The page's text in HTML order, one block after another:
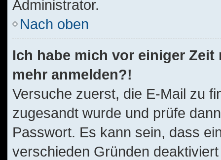
Administrator.
Nach oben
Ich habe mich vor einiger
mehr anmelden?!
Versuche zuerst, die E-Mail zu
zugesandt wurde und prüfe
Passwort. Es kann sein, dass
verschieden Gründen